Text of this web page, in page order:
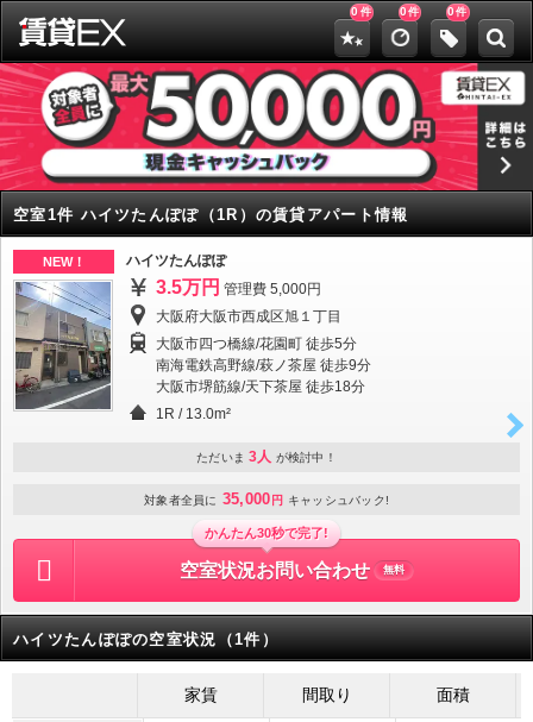
0 件 0件 0件
空室1件 ハイツたんぽぽ（1R）の賃貸アパート情報
NEW！ ハイツたんぽぽ
3.5万円 管理費 5,000円
大阪府大阪市西成区旭１丁目
大阪市四つ橋線/花園町 徒歩5分
南海電鉄高野線/萩ノ茶屋 徒歩9分
大阪市堺筋線/天下茶屋 徒歩18分
1R / 13.0m²
ただいま 3人 が検討中！
対象者全員に 35,000 円 キャッシュバック!
かんたん30秒で完了!
空室状況お問い合わせ 無料
ハイツたんぽぽの空室状況（1件）
家賃 間取り 面積